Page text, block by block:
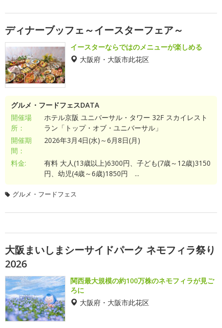
ディナーブッフェ～イースターフェア～
イースターならではのメニューが楽しめる
大阪府・大阪市此花区
グルメ・フードフェスDATA
開催場
所：
ホテル京阪 ユニバーサル・タワー 32F スカイレスト
ラン「トップ・オブ・ユニバーサル」
開催期
間：
2026年3月4日(水)～6月8日(月)
料金:
有料 大人(13歳以上)6300円、子ども(7歳～12歳)3150
円、幼児(4歳～6歳)1850円 ...
グルメ・フードフェス
大阪まいしまシーサイドパーク ネモフィラ祭り
2026
関西最大規模の約100万株のネモフィラが見ご
ろに
大阪府・大阪市此花区